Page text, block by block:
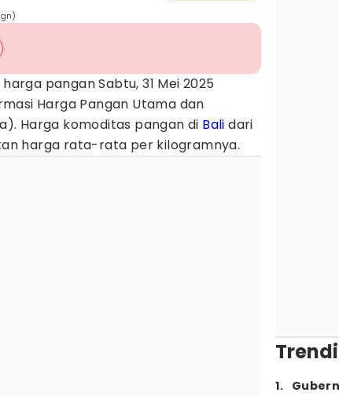
pangan Sabtu, 31 Mei 2025
Harga Pangan Utama dan
Harga komoditas pangan di Bali dari
harga rata-rata per kilogramnya.
1.